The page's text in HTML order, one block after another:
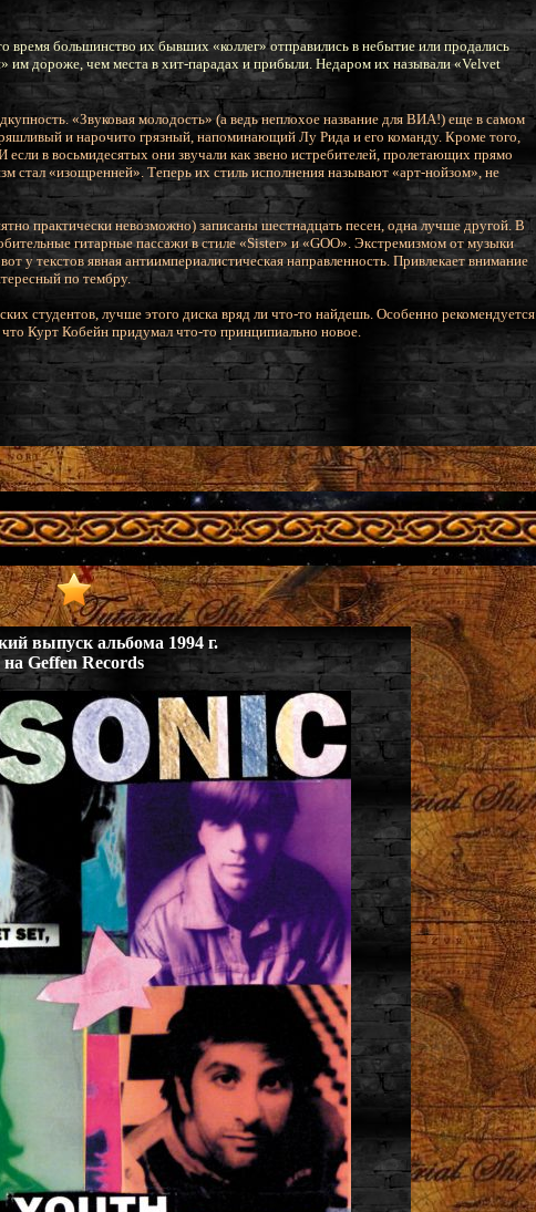
время большинство их бывших «коллег» отправились в небытие или продались
дороже, чем места в хит-парадах и прибыли. Недаром их называли «Velvet
«Звуковая молодость» (а ведь неплохое название для ВИА!) еще в самом
и нарочито грязный, напоминающий Лу Рида и его команду. Кроме того,
в восьмидесятых они звучали как звено истребителей, пролетающих прямо
стал «изощренней». Теперь их стиль исполнения называют «арт-нойзом», не
практически невозможно) записаны шестнадцать песен, одна лучше другой. В
гитарные пассажи в стиле «Sister» и «GOO». Экстремизмом от музыки
у текстов явная антиимпериалистическая направленность. Привлекает внимание
по тембру.
студентов, лучше этого диска вряд ли что-то найдешь. Особенно рекомендуется
Курт Кобейн придумал что-то принципиально новое.
выпуск альбома 1994 г.
на Geffen Records